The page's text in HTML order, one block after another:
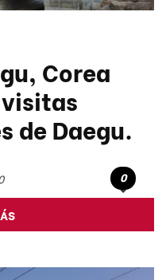
Corea
de Daegu.
0